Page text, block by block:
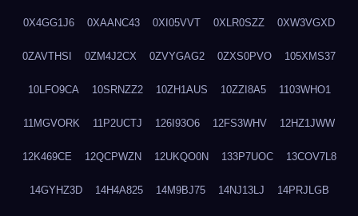
0X4GG1J6 0XAANC43 0XI05VVT 0XLR0SZZ 0XW3VGXD
0ZAVTHSI 0ZM4J2CX 0ZVYGAG2 0ZXS0PVO 105XMS37
10LFO9CA 10SRNZZ2 10ZH1AUS 10ZZI8A5 1103WHO1
11MGVORK 11P2UCTJ 126I93O6 12FS3WHV 12HZ1JWW
12K469CE 12QCPWZN 12UKQO0N 133P7UOC 13COV7L8
14GYHZ3D 14H4A825 14M9BJ75 14NJ13LJ 14PRJLGB